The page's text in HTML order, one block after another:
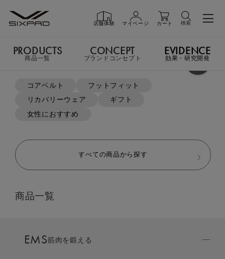
店舗体験 マイページ カート 検索
PRODUCTS商品一覧
GIFT ギフト
LIVE SHOPPING
AMBASSADOR
よく検索されているキーワード
コアベルト
フットフィット
リカバリーウェア
ギフト
女性におすすめ
すべての商品から探す
商品一覧
EMS筋肉を鍛える
PRODUCTS
商品一覧
CONCEPT
ブランドコンセプト
EVIDENCE
効果・研究開発